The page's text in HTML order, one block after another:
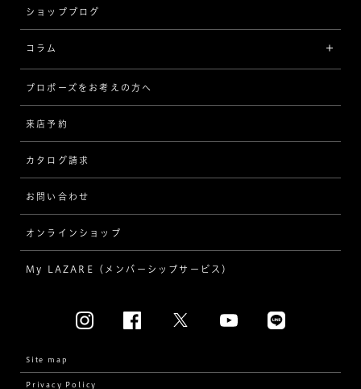
V字
[セッテイングから選ぶ]
ソリテール
ワンサイドメレ
ダブルサイドメレ
ラインメレ
人気の婚約指輪
結婚指輪（マリッジリング）
[素材から選ぶ]
ブライダルアイテム
ショップブログ
コラム
インタビュー
指輪
ダイヤモンド
プロポーズ
結婚式
プロポーズをお考えの方へ
来店予約
カタログ請求
お問い合わせ
オンラインショップ
My LAZARE（メンバーシップサービス）
Site map
Privacy Policy